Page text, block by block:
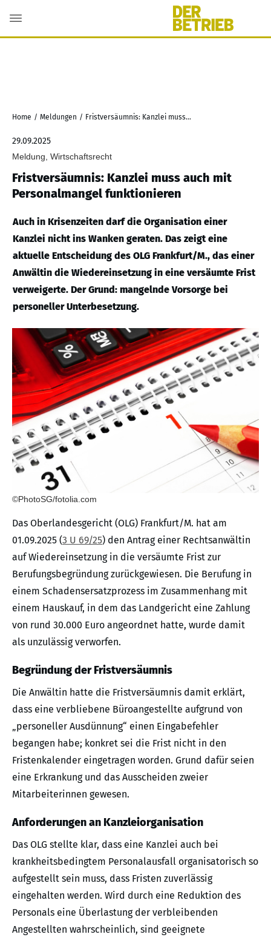
Home / Meldungen / Fristversäumnis: Kanzlei muss auch mit Personalmangel funktionieren
29.09.2025
Meldung, Wirtschaftsrecht
Fristversäumnis: Kanzlei muss auch mit
Personalmangel funktionieren
Auch in Krisenzeiten darf die Organisation einer
Kanzlei nicht ins Wanken geraten. Das zeigt eine
aktuelle Entscheidung des OLG Frankfurt/M., das einer
Anwältin die Wiedereinsetzung in eine versäumte Frist
verweigerte. Der Grund: mangelnde Vorsorge bei
personeller Unterbesetzung.
©PhotoSG/fotolia.com
Das Oberlandesgericht (OLG) Frankfurt/M. hat am
01.09.2025 (3 U 69/25) den Antrag einer Rechtsanwältin
auf Wiedereinsetzung in die versäumte Frist zur
Berufungsbegründung zurückgewiesen. Die Berufung in
einem Schadensersatzprozess im Zusammenhang mit
einem Hauskauf, in dem das Landgericht eine Zahlung
von rund 30.000 Euro angeordnet hatte, wurde damit
als unzulässig verworfen.
Begründung der Fristversäumnis
Die Anwältin hatte die Fristversäumnis damit erklärt,
dass eine verbliebene Büroangestellte aufgrund von
„personeller Ausdünnung“ einen Eingabefehler
begangen habe; konkret sei die Frist nicht in den
Fristenkalender eingetragen worden. Grund dafür seien
eine Erkrankung und das Ausscheiden zweier
Mitarbeiterinnen gewesen.
Anforderungen an Kanzleiorganisation
Das OLG stellte klar, dass eine Kanzlei auch bei
krankheitsbedingtem Personalausfall organisatorisch so
aufgestellt sein muss, dass Fristen zuverlässig
eingehalten werden. Wird durch eine Reduktion des
Personals eine Überlastung der verbleibenden
Angestellten wahrscheinlich, sind geeignete